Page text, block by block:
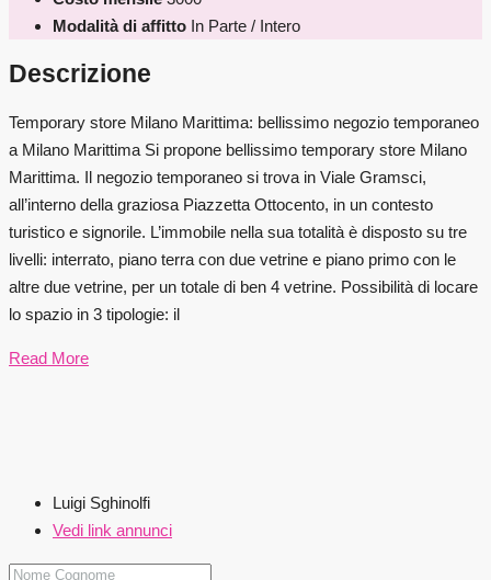
Modalità di affitto In Parte / Intero
Descrizione
Temporary store Milano Marittima: bellissimo negozio temporaneo
a Milano Marittima Si propone bellissimo temporary store Milano
Marittima. Il negozio temporaneo si trova in Viale Gramsci,
all’interno della graziosa Piazzetta Ottocento, in un contesto
turistico e signorile. L’immobile nella sua totalità è disposto su tre
livelli: interrato, piano terra con due vetrine e piano primo con le
altre due vetrine, per un totale di ben 4 vetrine. Possibilità di locare
lo spazio in 3 tipologie: il
Read More
Luigi Sghinolfi
Vedi link annunci